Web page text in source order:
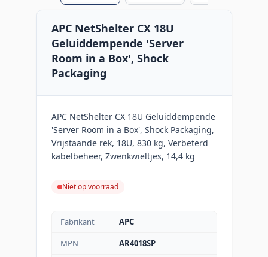
APC NetShelter CX 18U
Geluiddempende 'Server
Room in a Box', Shock
Packaging
APC NetShelter CX 18U Geluiddempende
'Server Room in a Box', Shock Packaging,
Vrijstaande rek, 18U, 830 kg, Verbeterd
kabelbeheer, Zwenkwieltjes, 14,4 kg
Niet op voorraad
Fabrikant
APC
MPN
AR4018SP